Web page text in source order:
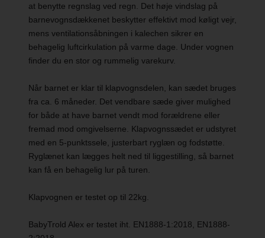
at benytte regnslag ved regn. Det høje vindslag på
barnevognsdækkenet beskytter effektivt mod køligt vejr,
mens ventilationsåbningen i kalechen sikrer en
behagelig luftcirkulation på varme dage. Under vognen
finder du en stor og rummelig varekurv.
Når barnet er klar til klapvognsdelen, kan sædet bruges
fra ca. 6 måneder. Det vendbare sæde giver mulighed
for både at have barnet vendt mod forældrene eller
fremad mod omgivelserne. Klapvognssædet er udstyret
med en 5-punktssele, justerbart ryglæn og fodstøtte.
Ryglænet kan lægges helt ned til liggestilling, så barnet
kan få en behagelig lur på turen.
Klapvognen er testet op til 22kg.
BabyTrold Alex er testet iht. EN1888-1:2018, EN1888-